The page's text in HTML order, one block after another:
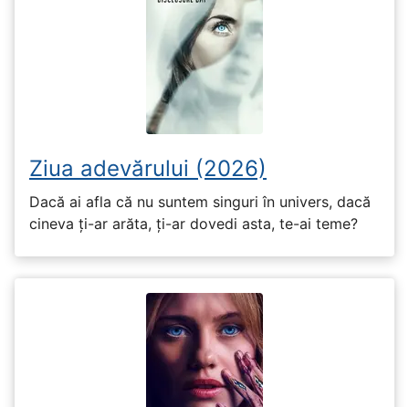
Ziua adevărului (2026)
Dacă ai afla că nu suntem singuri în univers, dacă
cineva ți-ar arăta, ți-ar dovedi asta, te-ai teme?